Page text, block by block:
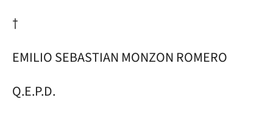
†
EMILIO SEBASTIAN MONZON ROMERO
Q.E.P.D.